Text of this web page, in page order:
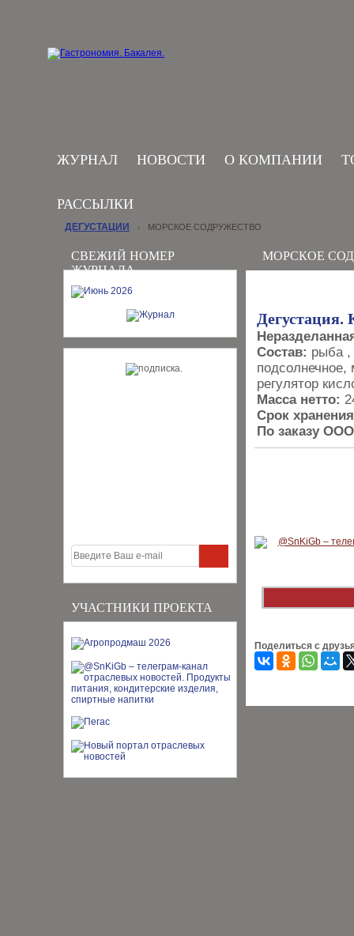
ЖУРНАЛ НОВОСТИ О КОМПАНИИ
РАССЫЛКИ
СВЕЖИЙ НОМЕР
ЖУРНАЛА
УЧАСТНИКИ ПРОЕКТА
ДЕГУСТАЦИИ › МОРСКОЕ СОДРУЖЕСТВО
МОРСКОЕ
Состав: рыба ,
регулятор
Масса нетто:
Срок
По заказу
Поделиться с